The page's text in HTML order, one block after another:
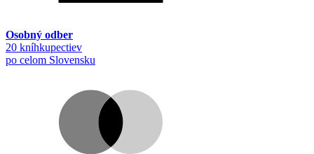
Osobný odber
20 kníhkupectiev
po celom Slovensku